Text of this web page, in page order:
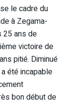
le cadre du
à Zegama-
25 ans de
victoire de
pitié. Diminué
été incapable
bon début de